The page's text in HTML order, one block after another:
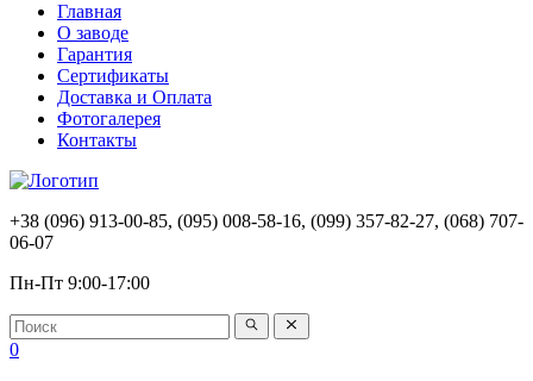
Главная
О заводе
Гарантия
Сертификаты
Доставка и Оплата
Фотогалерея
Контакты
+38 (096) 913-00-85, (095) 008-58-16, (099) 357-82-27, (068) 707-
06-07
Пн-Пт 9:00-17:00
0